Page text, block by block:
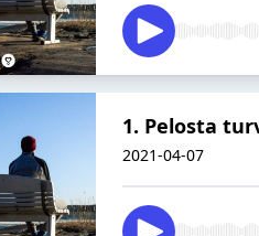
1. Pelosta
2021-04-07